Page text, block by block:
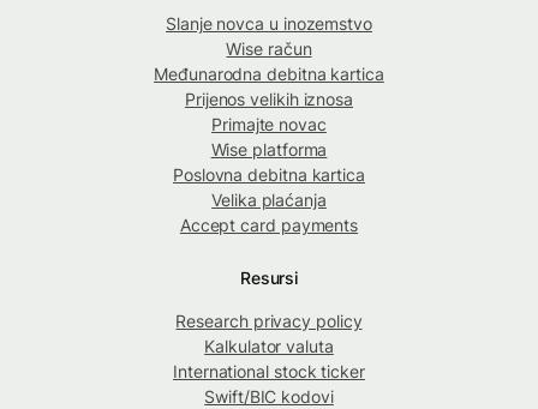
Slanje novca u inozemstvo
Wise račun
Međunarodna debitna kartica
Prijenos velikih iznosa
Primajte novac
Wise platforma
Poslovna debitna kartica
Velika plaćanja
Accept card payments
Resursi
Research privacy policy
Kalkulator valuta
International stock ticker
Swift/BIC kodovi